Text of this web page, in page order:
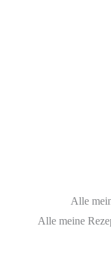
Alle
Alle meine